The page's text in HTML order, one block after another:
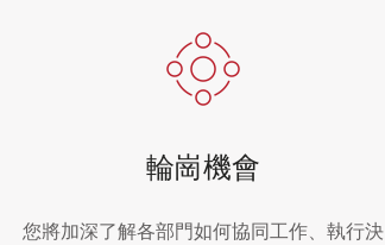
輪崗機會
您將加深了解各部門如何協同工作、執行決